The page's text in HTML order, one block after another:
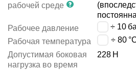
рабочей среде
Рабочее давление
1.6 ÷ 10
Рабочая температура
-10 ÷ 80
Допустимая боковая
нагрузка во время
228 Н